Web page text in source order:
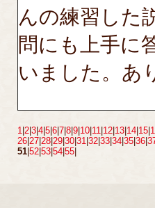
んの練習した
問にも上手に
いました。あ
1 2 3 4 5 6 7 8 9 10 11 12 13 14 15
26 27 28 29 30 31 32 33 34 35 36
51 52 53 54 55